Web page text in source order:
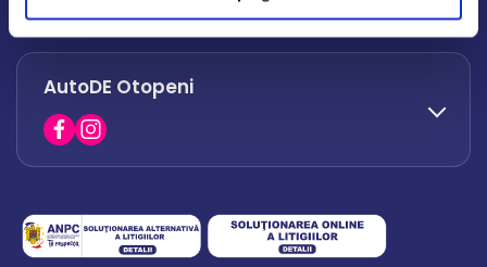
office.afumati@autode.ro
0730 063 852
0730 063 851
AutoDE Otopeni
0754 649 360